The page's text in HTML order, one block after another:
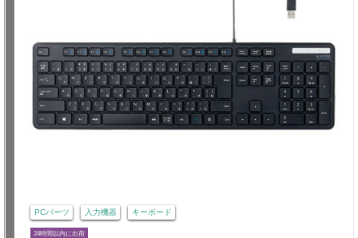
PCパーツ 入力機器 キーボード
24時間以内に出荷